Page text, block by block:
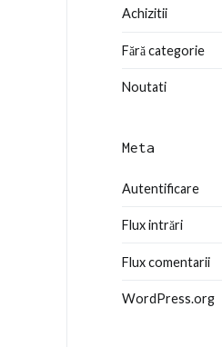
Achizitii
Fără categorie
Noutati
Meta
Autentificare
Flux intrări
Flux comentarii
WordPress.org